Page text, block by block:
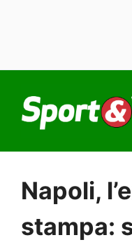
contenuto
Napoli,
stampa: